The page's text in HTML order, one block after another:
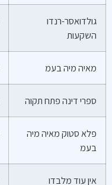
גולדואסר-רנדו
השקעות
מאיה מיה בעמ
ספרי דינה פתח תקוה
פלא סטוק מאיה מיה
בעמ
אין עוד מלבדו